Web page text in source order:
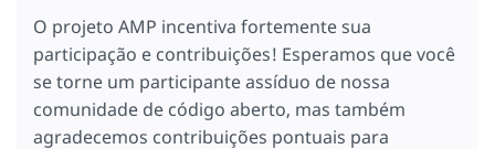
O projeto AMP incentiva fortemente sua
participação e contribuições! Esperamos que você
se torne um participante assíduo de nossa
comunidade de código aberto, mas também
agradecemos contribuições pontuais para